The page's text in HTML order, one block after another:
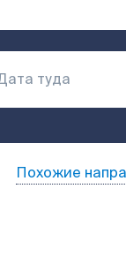
Похожие